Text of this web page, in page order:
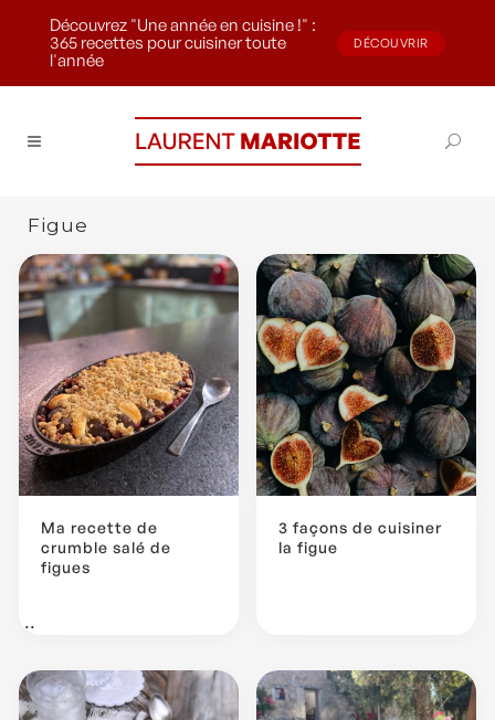
Découvrez "Une année en cuisine !" :
365 recettes pour cuisiner toute
l'année
DÉCOUVRIR
Figue
Ma recette de
crumble salé de
figues
...
3 façons de cuisiner
la figue